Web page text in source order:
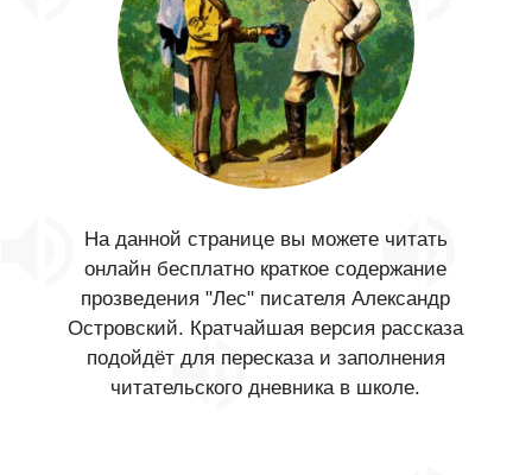
На данной странице вы можете читать
онлайн бесплатно краткое содержание
прозведения "Лес" писателя Александр
Островский. Кратчайшая версия рассказа
подойдёт для пересказа и заполнения
читательского дневника в школе.